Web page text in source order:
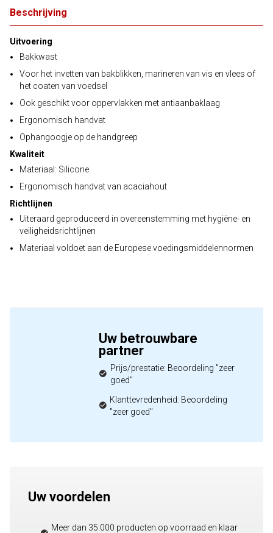
Beschrijving
Uitvoering
Bakkwast
Voor het invetten van bakblikken, marineren van vis en vlees of
het coaten van voedsel
Ook geschikt voor oppervlakken met antiaanbaklaag
Ergonomisch handvat
Ophangoogje op de handgreep
Kwaliteit
Materiaal: Silicone
Ergonomisch handvat van acaciahout
Richtlijnen
Uiteraard geproduceerd in overeenstemming met hygiëne- en
veiligheidsrichtlijnen
Materiaal voldoet aan de Europese voedingsmiddelennormen
Uw betrouwbare
partner
Prijs/prestatie: Beoordeling "zeer
goed"
Klanttevredenheid: Beoordeling
"zeer goed"
Uw voordelen
Meer dan 35.000 producten op voorraad en klaar